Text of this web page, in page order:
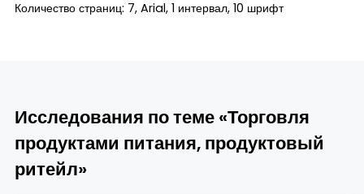
Количество страниц: 7, Arial, 1 интервал, 10 шрифт
Исследования по теме «Торговля
продуктами питания, продуктовый
ритейл»